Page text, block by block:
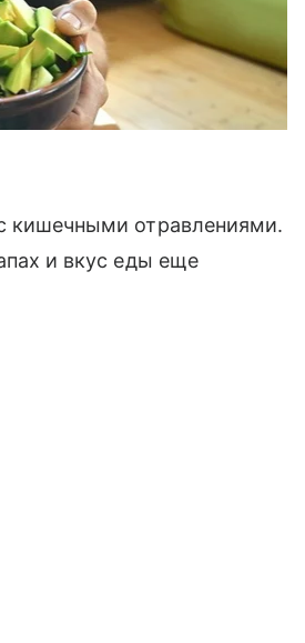
кишечными отравлениями.
и вкус еды еще